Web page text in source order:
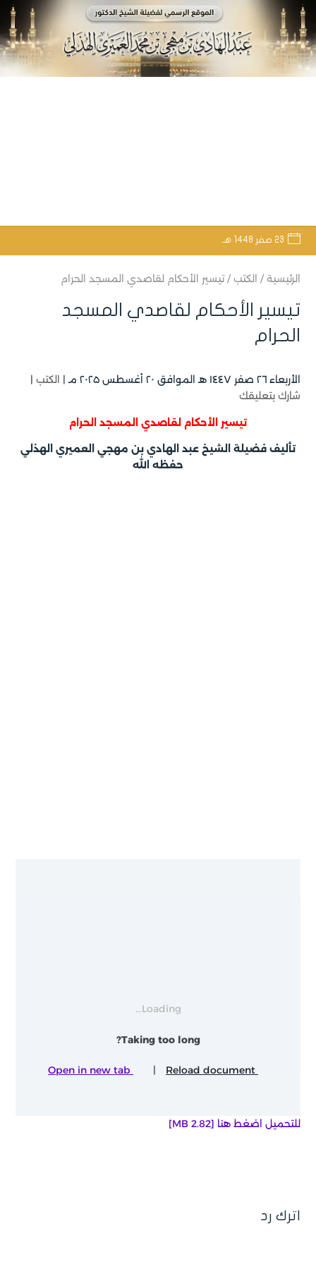
23 صفر 1448 هـ
الرئيسية / الكتب /تيسير الأحكام لقاصدي المسجد الحرام
تيسير الأحكام لقاصدي المسجد
الحرام
الأربعاء ۲٦ صفر ۱٤٤۷ هـ الموافق ۲۰ أغسطس ۲۰۲۵ مـ | الكتب |
شارك بتعليقك
تيسير الأحكام لقاصدي المسجد الحرام
تأليف فضيلة الشيخ عبد الهادي بن مهجي العميري الهذلي
حفظه الله
Loading...
Taking too long?
|
للتحميل اضغط هنا [2.82 MB]
اترك رد